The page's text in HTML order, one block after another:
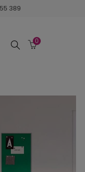
389
Buscar
0